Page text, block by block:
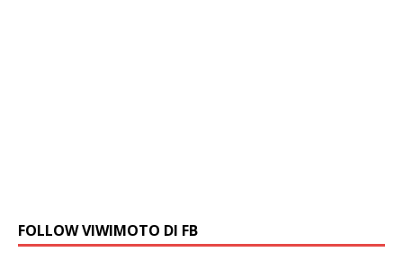
FOLLOW VIWIMOTO DI FB